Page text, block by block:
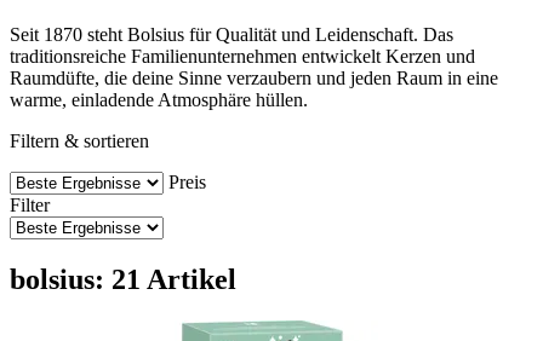
Seit 1870 steht Bolsius für Qualität und Leidenschaft. Das
traditionsreiche Familienunternehmen entwickelt Kerzen und
Raumdüfte, die deine Sinne verzaubern und jeden Raum in eine
warme, einladende Atmosphäre hüllen.
Filtern & sortieren
Preis
Filter
bolsius: 21 Artikel